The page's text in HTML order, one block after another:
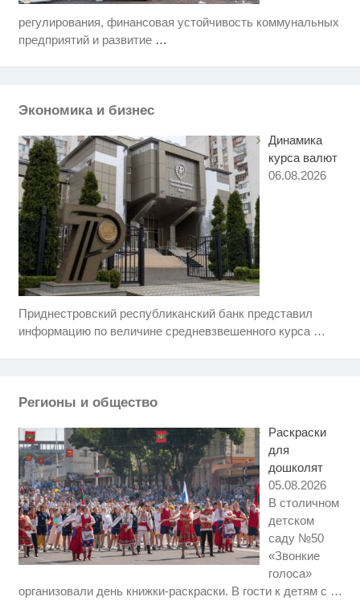
регулирования, финансовая устойчивость коммунальных
предприятий и развитие …
Экономика и бизнес
Динамика
курса валют
06.08.2026
Приднестровский республиканский банк представил
информацию по величине средневзвешенного курса …
Регионы и общество
Раскраски
для
дошколят
05.08.2026
В столичном
детском
саду №50
«Звонкие
голоса»
организовали день книжки-раскраски. В гости к детям с …
i
Этот танец невесты оставит вас
без слов! Пересмотрела 10 раз
Ржу не переставая, это видео
Королева вагона отожгла! Видео
i
Скрытая камера на пляже
когда их не видят...
Ролик длится пару секунд, но
Ролик из Омска: вы будете
а смеяться вы будете долго